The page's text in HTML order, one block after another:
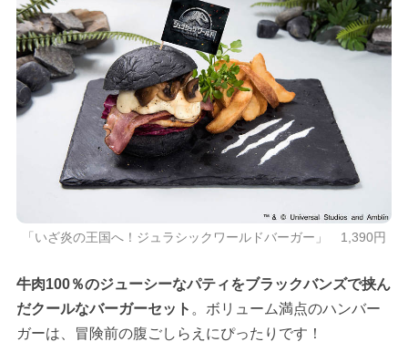
「いざ炎の王国へ！ジュラシックワールドバーガー」 1,390円
牛肉100％のジューシーなパティをブラックバンズで挟ん
だクールなバーガーセット 。ボリューム満点のハンバー
ガーは、冒険前の腹ごしらえにぴったりです！